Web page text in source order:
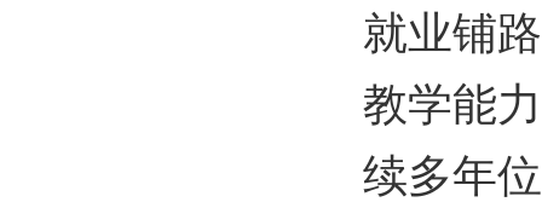
就业铺
教学能
续多年